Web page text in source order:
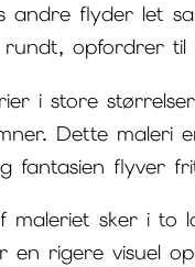
andre flyder let
rundt, opfordrer til
i store
Dette
fantasien flyver
maleriet sker i
en rigere visuel